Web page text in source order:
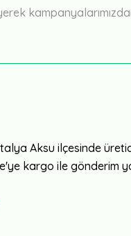
Aksu ilçesinde
kargo ile gönderim